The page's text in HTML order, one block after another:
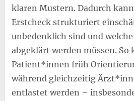
klaren Mustern. Dadurch
Erstcheck strukturiert
unbedenklich sind und
abgeklärt werden müssen. So
Patient*innen früh
während gleichzeitig
entlastet werden –